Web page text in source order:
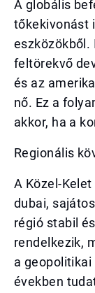
A globális
tőkekivonást
eszközökből.
feltörekvő
és az
nő. Ez a
akkor, ha a
Regionális
A Közel-
dubai,
régió stabil
rendelkezik,
a
években